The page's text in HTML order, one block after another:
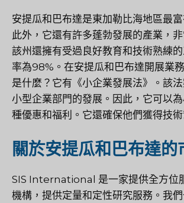
安提瓜和巴布達是東加勒比海地區最富
此外，它還有許多蓬勃發展的產業，
該州還擁有受過良好教育和技術熟練
率為98%。在安提瓜和巴布達開展業
是什麼？它有《小企業發展法》。該
小型企業部門的發展。因此，它可以
種優惠和福利。它還確保他們獲得技術
關於安提瓜和巴布達的
SIS International 是一家提供全方位
機構，提供定量和定性研究服務。我